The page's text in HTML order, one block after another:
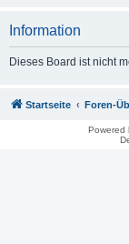
Information
Dieses Board ist nicht
Startseite Foren-
Powered